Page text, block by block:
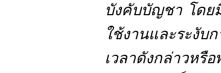
บังคับบัญชา โดย
ใช้งานและระงับ
เวลาดังกล่าวหรื